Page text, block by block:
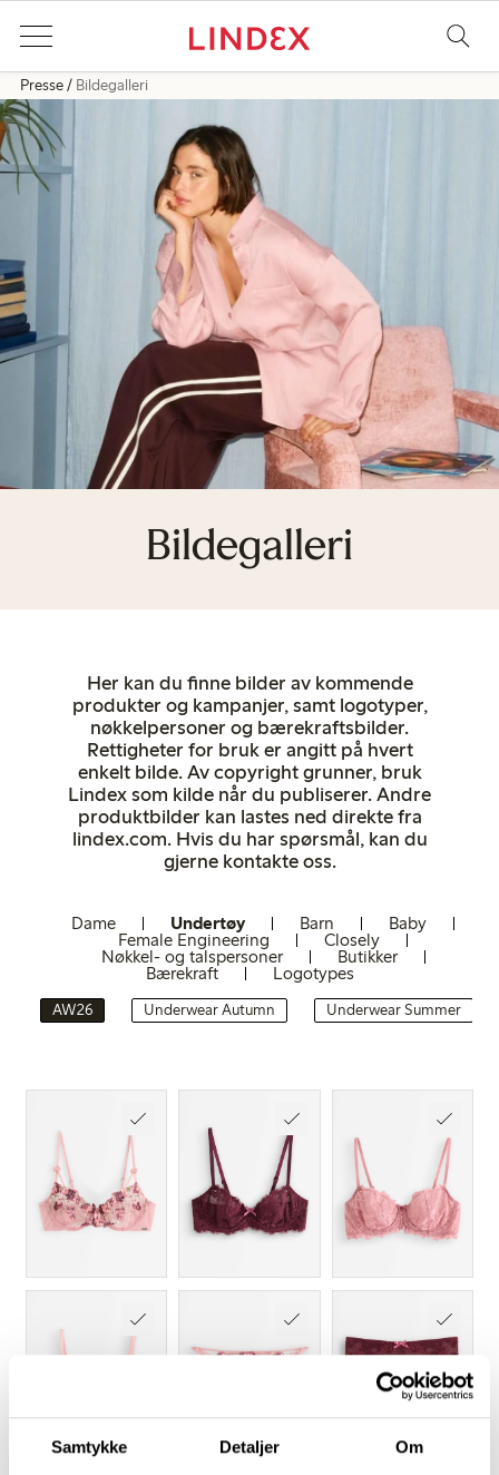
Samtykke Detaljer Om
Presse Bildegalleri
Bildegalleri
Her kan du finne bilder av kommende
produkter og kampanjer, samt logotyper,
nøkkelpersoner og bærekraftsbilder.
Rettigheter for bruk er angitt på hvert
enkelt bilde. Av copyright grunner, bruk
Lindex som kilde når du publiserer. Andre
produktbilder kan lastes ned direkte fra
lindex.com. Hvis du har spørsmål, kan du
gjerne kontakte oss.
Dame Undertøy
AW26 Underwear Autumn Underwear Summer
Barn Baby
Female Engineering Closely
Nøkkel- og talspersoner Butikker
Bærekraft Logotypes